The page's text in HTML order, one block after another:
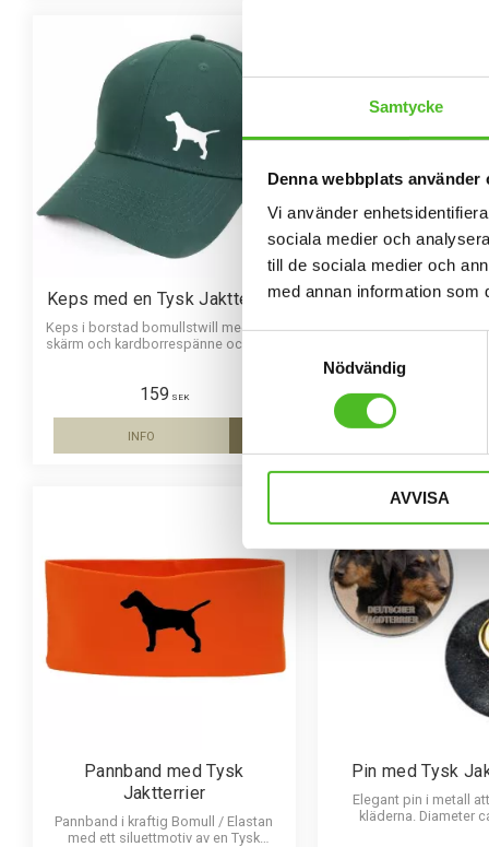
Samtycke
Denna webbplats använder
Vi använder
sociala medier och
till de sociala medier och
med annan information som
Nödvändig
AVVISA
Keps med en Tysk Jaktterrier
Keps i borstad bomullstwill med böjd
skärm och kardborrespänne och med
159 SEK
INFO
Mössa med Tysk
Mössa i bomull/
Mössan finns i
Pannband med Tysk
Jaktterrier
Pannband i kraftig Bomull / Elastan
med ett siluettmotiv av en Tysk
Pin med Tysk
Elegant pin i metall
kläderna. Diameter